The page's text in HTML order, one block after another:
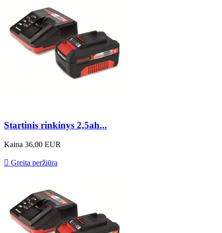
Startinis rinkinys 2,5ah...
Kaina 36,00 EUR
 Greita peržiūra